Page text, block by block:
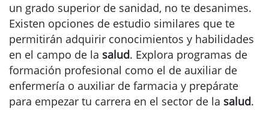
un grado superior de sanidad, no te desanimes.
Existen opciones de estudio similares que te
permitirán adquirir conocimientos y habilidades
en el campo de la salud. Explora programas de
formación profesional como el de auxiliar de
enfermería o auxiliar de farmacia y prepárate
para empezar tu carrera en el sector de la salud.